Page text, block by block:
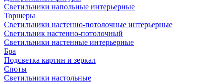
Светильники напольные интерьерные
Торшеры
Светильники настенно-потолочные интерьерные
Светильник настенно-потолочный
Светильники настенные интерьерные
Бра
Подсветка картин и зеркал
Споты
Светильники настольные